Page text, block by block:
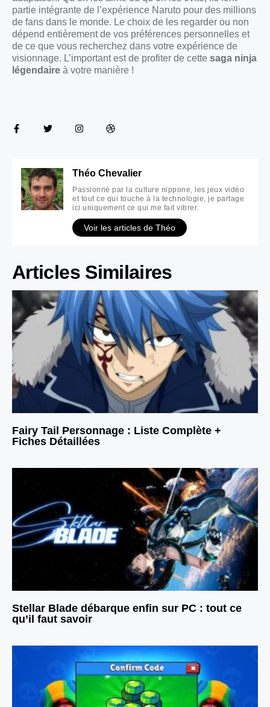
partie intégrante de l’expérience Naruto pour des millions
de fans dans le monde. Le choix de les regarder ou non
dépend entièrement de vos préférences personnelles et
de ce que vous recherchez dans votre expérience de
visionnage. L’important est de profiter de cette saga ninja
légendaire à votre manière !
Théo Chevalier
Passionné par la culture nippone, les jeux vidéo
et tout ce qui touche à la technologie, je partage
ici uniquement ce qui me fait vibrer.
Voir les articles de Théo
Articles Similaires
Fairy Tail Personnage : Liste Complète +
Fiches Détaillées
Stellar Blade débarque enfin sur PC : tout ce
qu’il faut savoir